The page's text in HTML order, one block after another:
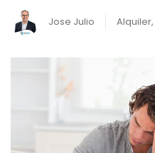
Jose Julio Alquiler,